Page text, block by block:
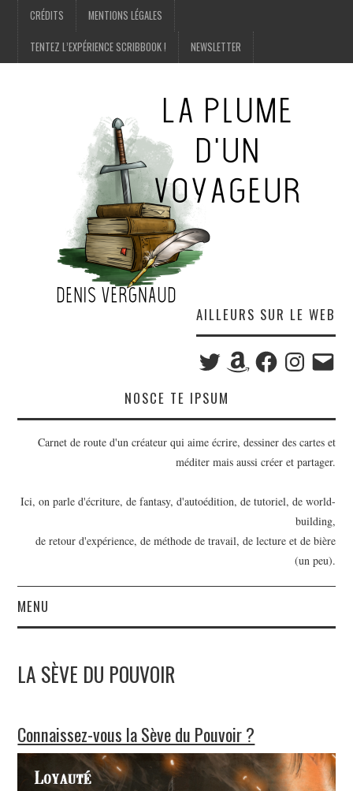
CRÉDITS MENTIONS LÉGALES
TENTEZ L’EXPÉRIENCE SCRIBBOOK ! NEWSLETTER
AILLEURS SUR LE WEB
Twitter AmazonFacebookInstagram
E-
mail
NOSCE TE IPSUM
Carnet de route d'un créateur qui aime écrire, dessiner des cartes et
méditer mais aussi créer et partager.
Ici, on parle d'écriture, de fantasy, d'autoédition, de tutoriel, de world-
building,
de retour d'expérience, de méthode de travail, de lecture et de bière
(un peu).
MENU
OUTILS D’ÉCRIVAIN
L’AUTEUR
LE CARTOGRAPHE
LA SÈVE DU POUVOIR
Connaissez-vous la Sève du Pouvoir ?